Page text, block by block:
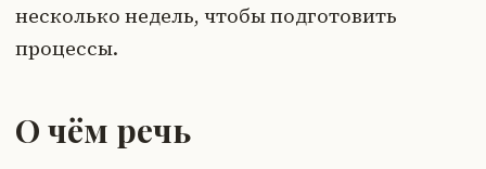
несколько недель, чтобы подготовить
процессы.
О чём речь